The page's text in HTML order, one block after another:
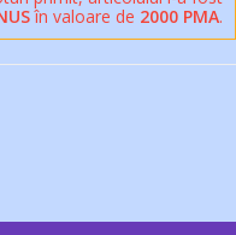
în valoare de 2000 PMA.